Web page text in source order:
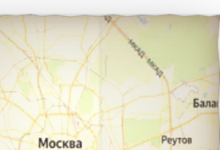
маршрута из города